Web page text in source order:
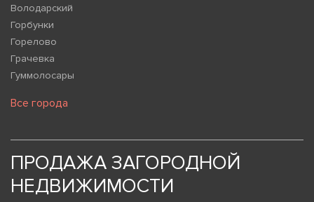
Володарский
Горбунки
Горелово
Грачевка
Гуммолосары
Все города
ПРОДАЖА ЗАГОРОДНОЙ
НЕДВИЖИМОСТИ